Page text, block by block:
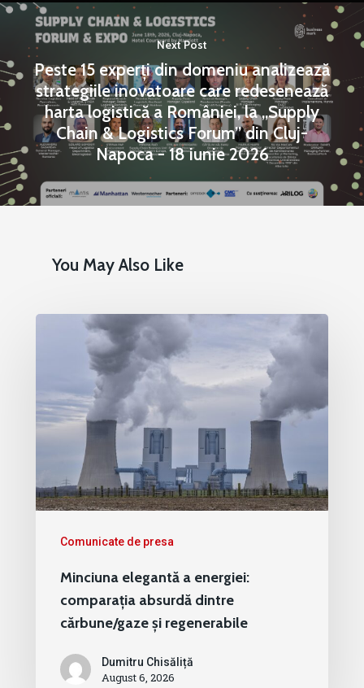
Next Post
Peste 15 experți din domeniu analizează
strategiile inovatoare care redesenează
harta logistică a României, la „Supply
Chain & Logistics Forum” din Cluj-
Napoca - 18 iunie 2026
You May Also Like
Comunicate de presa
Minciuna elegantă a energiei:
comparația absurdă dintre
cărbune/gaze și regenerabile
Dumitru Chisăliță
August 6, 2026